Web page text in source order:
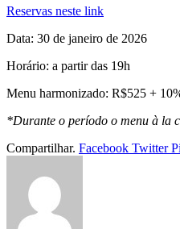
Reservas neste link
Data: 30 de janeiro de 2026
Horário: a partir das 19h
Menu harmonizado: R$525 +
*Durante o período o menu à la
Compartilhar. Facebook Twitter